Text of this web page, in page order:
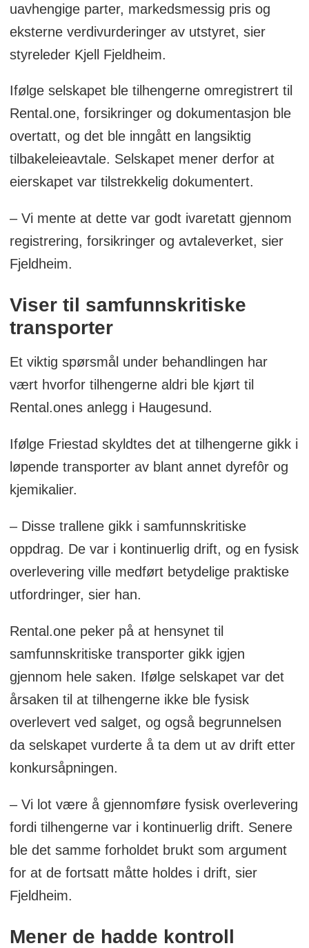
uavhengige parter, markedsmessig pris og
eksterne verdivurderinger av utstyret, sier
styreleder Kjell Fjeldheim.
Ifølge selskapet ble tilhengerne omregistrert til
Rental.one, forsikringer og dokumentasjon ble
overtatt, og det ble inngått en langsiktig
tilbakeleieavtale. Selskapet mener derfor at
eierskapet var tilstrekkelig dokumentert.
– Vi mente at dette var godt ivaretatt gjennom
registrering, forsikringer og avtaleverket, sier
Fjeldheim.
Viser til samfunnskritiske
transporter
Et viktig spørsmål under behandlingen har
vært hvorfor tilhengerne aldri ble kjørt til
Rental.ones anlegg i Haugesund.
Ifølge Friestad skyldtes det at tilhengerne gikk i
løpende transporter av blant annet dyrefôr og
kjemikalier.
– Disse trallene gikk i samfunnskritiske
oppdrag. De var i kontinuerlig drift, og en fysisk
overlevering ville medført betydelige praktiske
utfordringer, sier han.
Rental.one peker på at hensynet til
samfunnskritiske transporter gikk igjen
gjennom hele saken. Ifølge selskapet var det
årsaken til at tilhengerne ikke ble fysisk
overlevert ved salget, og også begrunnelsen
da selskapet vurderte å ta dem ut av drift etter
konkursåpningen.
– Vi lot være å gjennomføre fysisk overlevering
fordi tilhengerne var i kontinuerlig drift. Senere
ble det samme forholdet brukt som argument
for at de fortsatt måtte holdes i drift, sier
Fjeldheim.
Mener de hadde kontroll